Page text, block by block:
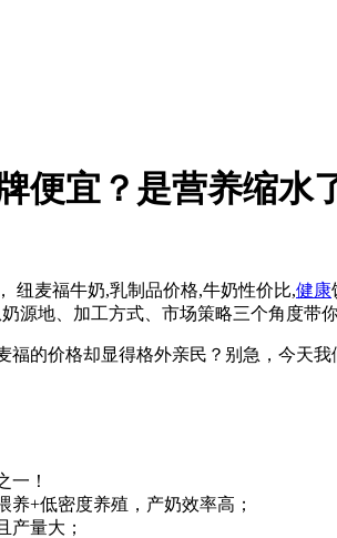
便宜？是营养缩水
纽麦福牛奶,乳制品价格,牛奶性价比,健康
源地、加工方式、市场策略三个角度带
的价格却显得格外亲民？别急，今天
一！
+低密度养殖，产奶效率高；
产量大；